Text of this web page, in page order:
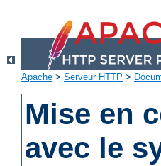
Apache > Serveur HTTP >
Mise en
avec le